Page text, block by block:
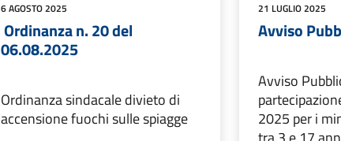
6 AGOSTO 2025
Ordinanza n. 20 del
06.08.2025
Ordinanza sindacale divieto di
accensione fuochi sulle spiagge
21 LUGLIO 2025
Avviso
Avviso
2025 per i